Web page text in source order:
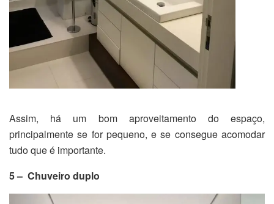
Assim, há um bom aproveitamento do espaço,
principalmente se for pequeno, e se consegue acomodar
tudo que é importante.
5 – Chuveiro duplo